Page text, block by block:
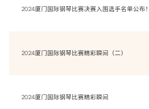
2024厦门国际钢琴比赛决赛入围选手名单公布！
2024厦门国际钢琴比赛精彩瞬间（二）
2024厦门国际钢琴比赛精彩瞬间